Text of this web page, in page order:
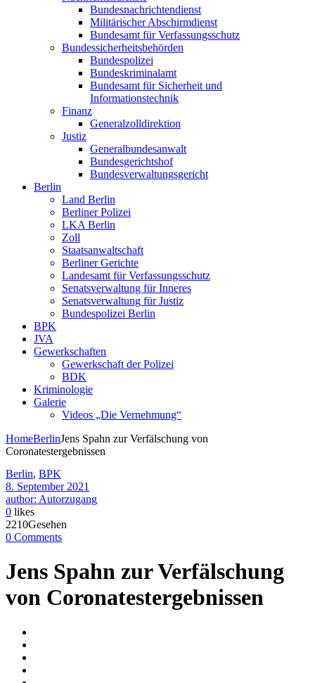
Bundesnachrichtendienst
Militärischer Abschirmdienst
Bundesamt für Verfassungsschutz
Bundessicherheitsbehörden
Bundespolizei
Bundeskriminalamt
Bundesamt für Sicherheit und
Informationstechnik
Finanz
Generalzolldirektion
Justiz
Generalbundesanwalt
Bundesgerichtshof
Bundesverwaltungsgericht
Berlin
Land Berlin
Berliner Polizei
LKA Berlin
Zoll
Staatsanwaltschaft
Berliner Gerichte
Landesamt für Verfassungsschutz
Senatsverwaltung für Inneres
Senatsverwaltung für Justiz
Bundespolizei Berlin
BPK
JVA
Gewerkschaften
Gewerkschaft der Polizei
BDK
Kriminologie
Galerie
Videos „Die Vernehmung“
HomeBerlinJens Spahn zur Verfälschung von
Coronatestergebnissen
Berlin, BPK
8. September 2021
author: Autorzugang
0 likes
2210Gesehen
0 Comments
Jens Spahn zur Verfälschung
von Coronatestergebnissen